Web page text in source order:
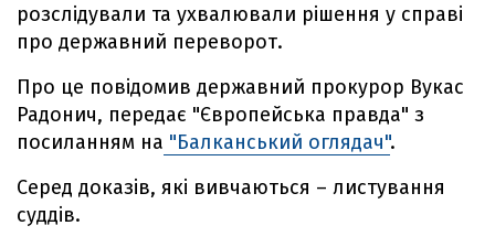
розслідували та ухвалювали рішення у справі
про державний переворот.
Про це повідомив державний прокурор Вукас
Радонич, передає "Європейська правда" з
посиланням на "Балканський оглядач".
Серед доказів, які вивчаються – листування
суддів.